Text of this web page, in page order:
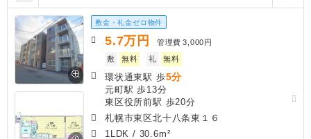
敷金・礼金ゼロ物件
5.7万円 管理費 3,000円
敷
無料 礼 無料
環状通東駅 歩5分
元町駅 歩13分
東区役所前駅 歩20分
札幌市東区北十八条東１６
1LDK / 30.6m²